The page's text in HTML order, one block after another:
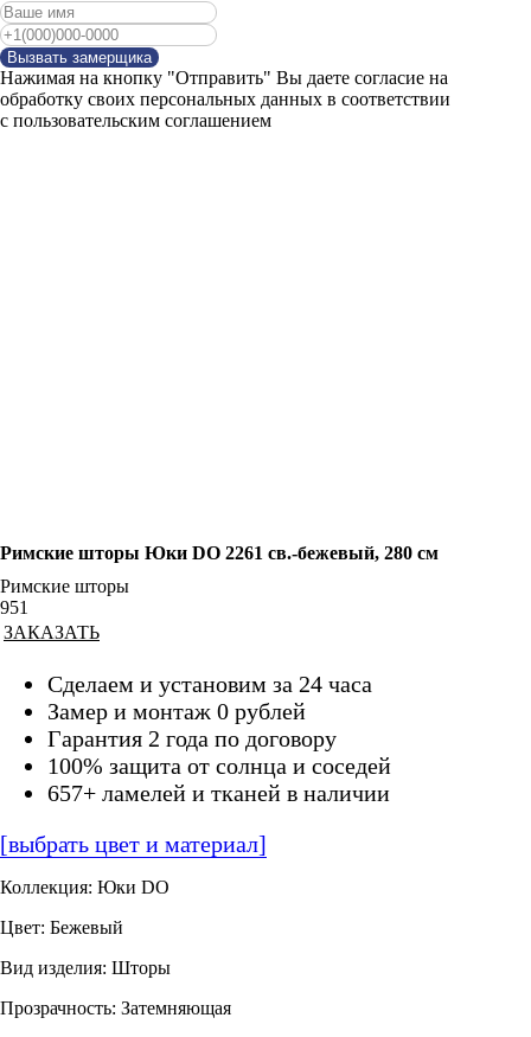
Вызвать замерщика
Нажимая на кнопку "Отправить" Вы даете согласие на
обработку своих персональных данных в соответствии
с пользовательским соглашением
Римские шторы Юки DO 2261 св.-бежевый, 280 см
Римские шторы
951
ЗАКАЗАТЬ
Сделаем и установим за 24 часа
Замер и монтаж 0 рублей
Гарантия 2 года по договору
100% защита от солнца и соседей
657+ ламелей и тканей в наличии
[выбрать цвет и материал]
Коллекция: Юки DO
Цвет: Бежевый
Вид изделия: Шторы
Прозрачность: Затемняющая